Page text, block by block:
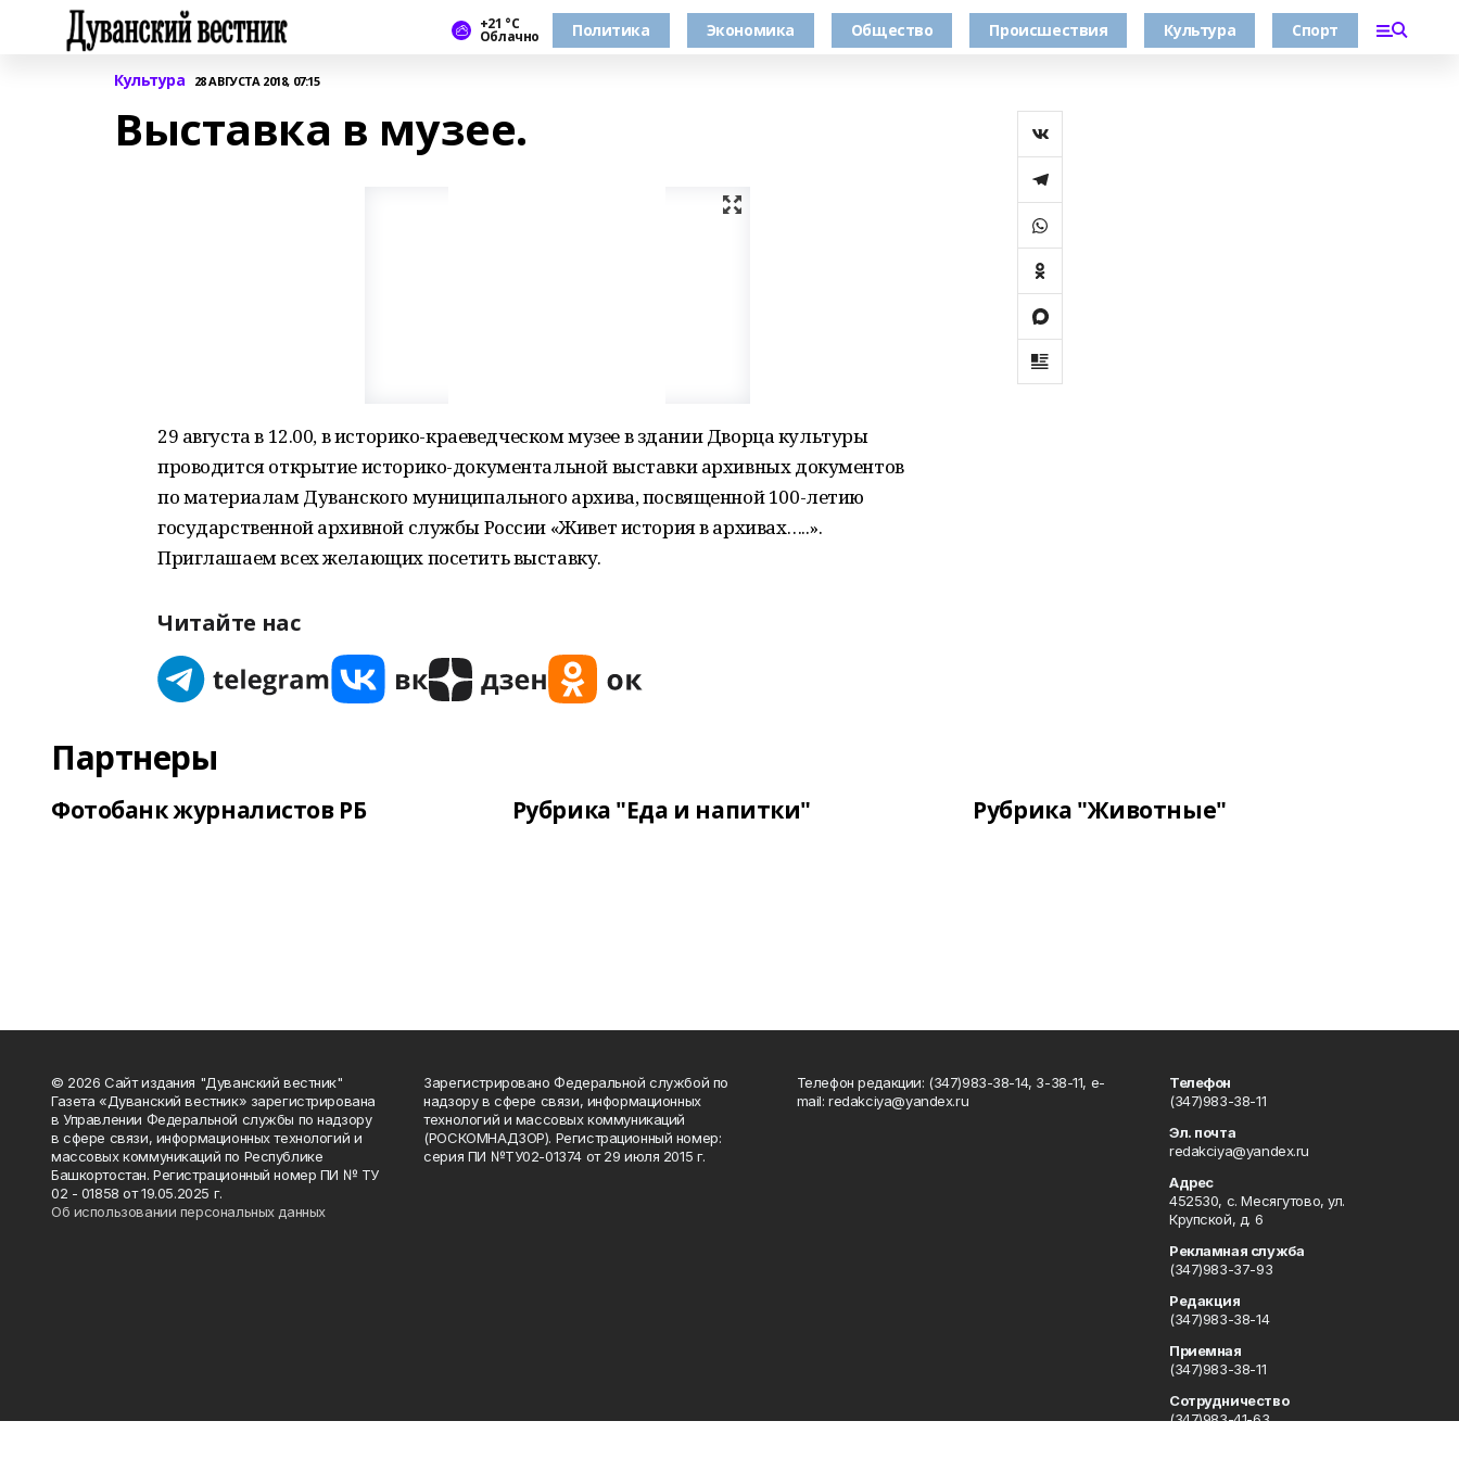
+21 °С
Облачно Политика Экономика Общество Происшествия Культура Спорт
Культура 28 АВГУСТА 2018, 07:15
Выставка в музее.
29 августа в 12.00, в историко-краеведческом музее в здании Дворца культуры
проводится открытие историко-документальной выставки архивных документов
по материалам Дуванского муниципального архива, посвященной 100-летию
государственной архивной службы России «Живет история в архивах…..».
Приглашаем всех желающих посетить выставку.
Читайте нас
Партнеры
Фотобанк журналистов РБ Рубрика "Еда и напитки" Рубрика "Животные"
© 2026 Сайт издания "Дуванский вестник"
Газета «Дуванский вестник» зарегистрирована
в Управлении Федеральной службы по надзору
в сфере связи, информационных технологий и
массовых коммуникаций по Республике
Башкортостан. Регистрационный номер ПИ № ТУ
02 - 01858 от 19.05.2025 г.
Об использовании персональных данных
Зарегистрировано Федеральной службой по
надзору в сфере связи, информационных
технологий и массовых коммуникаций
(РОСКОМНАДЗОР). Регистрационный номер:
серия ПИ №ТУ02-01374 от 29 июля 2015 г.
Телефон редакции: (347)983-38-14, 3-38-11, e-
mail: redakciya@yandex.ru
Телефон
(347)983-38-11
Эл. почта
redakciya@yandex.ru
Адрес
452530, с. Месягутово, ул.
Крупской, д. 6
Рекламная служба
(347)983-37-93
Редакция
(347)983-38-14
Приемная
(347)983-38-11
Сотрудничество
(347)983-41-63